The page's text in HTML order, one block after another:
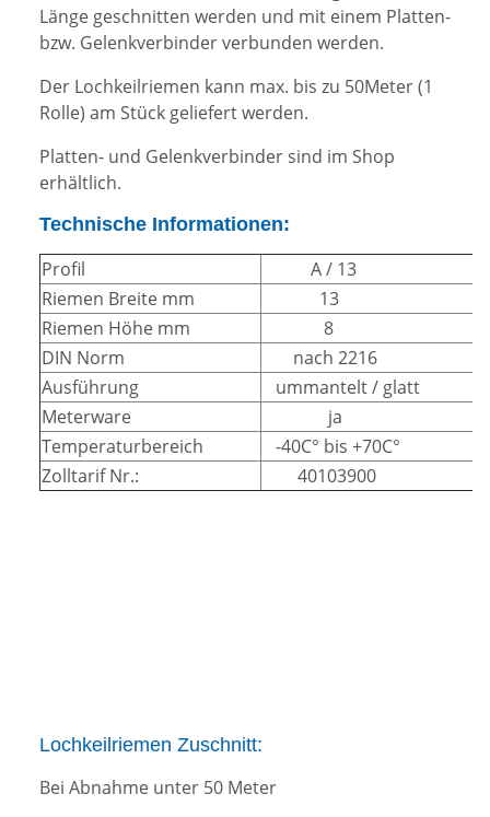
Länge geschnitten werden und mit einem Platten-
bzw. Gelenkverbinder verbunden werden.
Der Lochkeilriemen kann max. bis zu 50Meter (1
Rolle) am Stück geliefert werden.
Platten- und Gelenkverbinder sind im Shop
erhältlich.
Technische Informationen:
Profil
A / 13
Riemen Breite mm
13
Riemen Höhe mm
8
DIN Norm
nach 2216
Ausführung
ummantelt / glatt
Meterware
ja
Temperaturbereich
-40C° bis +70C°
Zolltarif Nr.:
40103900
Lochkeilriemen Zuschnitt:
Bei Abnahme unter 50 Meter